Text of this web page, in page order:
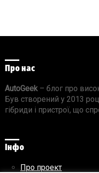
Про нас
AutoGeek – блог про
Був створений у 2013
гібриди і пристрої, що
Інфо
Про проект